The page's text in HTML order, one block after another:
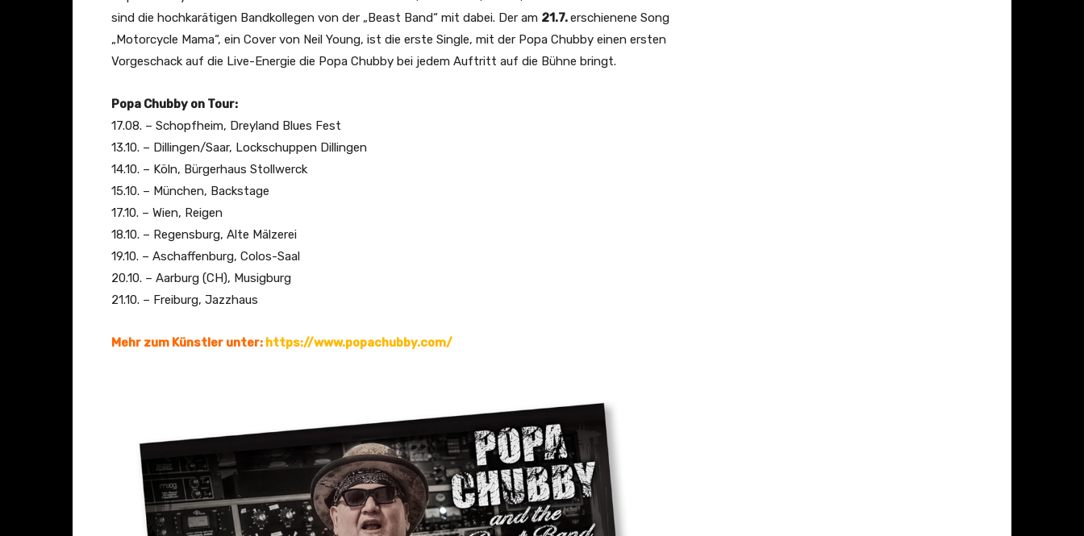
sind die hochkarätigen Bandkollegen von der „Beast Band“ mit dabei. Der am 21.7.erschienene Song
„Motorcycle Mama“, ein Cover von Neil Young, ist die erste Single, mit der Popa Chubby einen ersten
Vorgeschack auf die Live-Energie die Popa Chubby bei jedem Auftritt auf die Bühne bringt.
Popa Chubby on Tour:
17.08. – Schopfheim, Dreyland Blues Fest
13.10. – Dillingen/Saar, Lockschuppen Dillingen
14.10. – Köln, Bürgerhaus Stollwerck
15.10. – München, Backstage
17.10. – Wien, Reigen
18.10. – Regensburg, Alte Mälzerei
19.10. – Aschaffenburg, Colos-Saal
20.10. – Aarburg (CH), Musigburg
21.10. – Freiburg, Jazzhaus
Mehr zum Künstler unter: https://www.popachubby.com/